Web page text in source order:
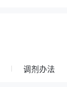
调剂办法